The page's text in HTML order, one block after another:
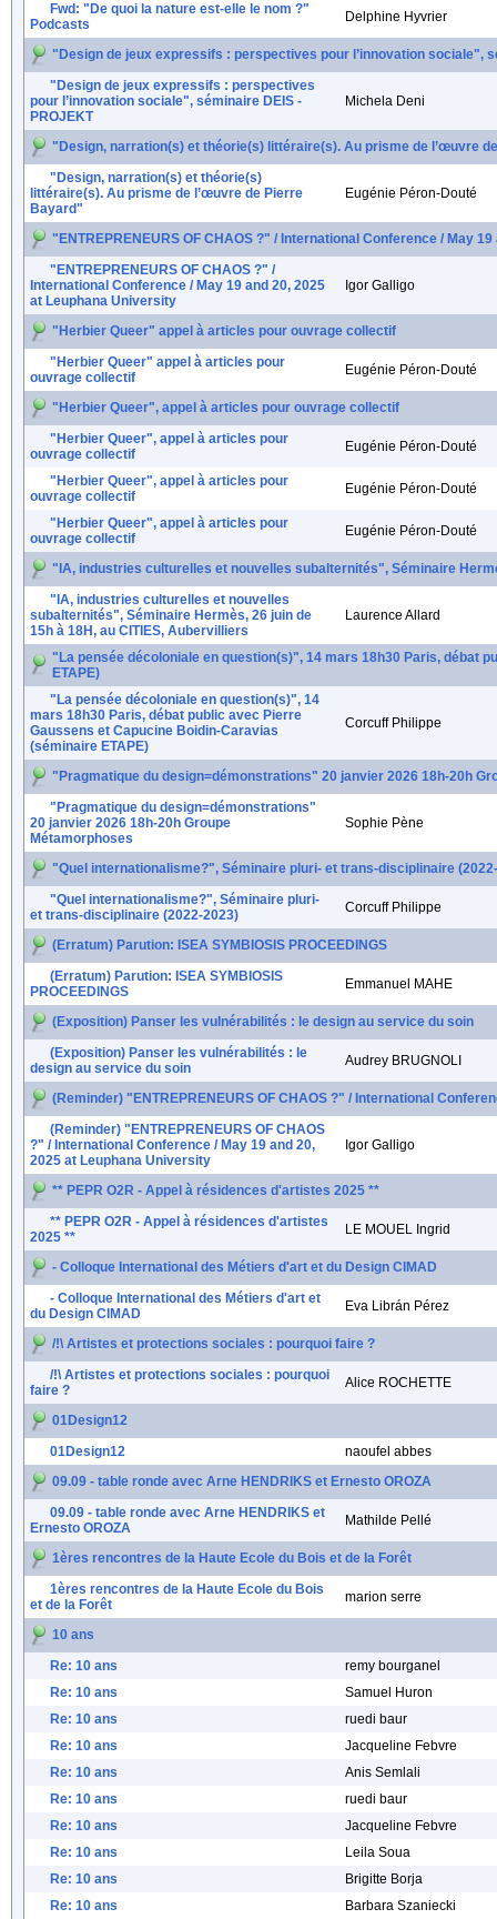
Fwd: "De quoi la nature est-elle le nom ?"
Podcasts
Delphine Hyvrier
"Design de jeux expressifs : perspectives pour l’innovation sociale",
"Design de jeux expressifs : perspectives
pour l’innovation sociale", séminaire DEIS -
PROJEKT
Michela Deni
"Design, narration(s) et théorie(s) littéraire(s). Au prisme de l’œuvre
"Design, narration(s) et théorie(s)
littéraire(s). Au prisme de l’œuvre de Pierre
Bayard"
Eugénie Péron-Douté
"ENTREPRENEURS OF CHAOS ?" / International Conference / May
"ENTREPRENEURS OF CHAOS ?" /
International Conference / May 19 and 20, 2025
at Leuphana University
Igor Galligo
"Herbier Queer" appel à articles pour ouvrage collectif
"Herbier Queer" appel à articles pour
ouvrage collectif
Eugénie Péron-Douté
"Herbier Queer", appel à articles pour ouvrage collectif
"Herbier Queer", appel à articles pour
ouvrage collectif
Eugénie Péron-Douté
"Herbier Queer", appel à articles pour
ouvrage collectif
Eugénie Péron-Douté
"Herbier Queer", appel à articles pour
ouvrage collectif
Eugénie Péron-Douté
"IA, industries culturelles et nouvelles subalternités", Séminaire
"IA, industries culturelles et nouvelles
subalternités", Séminaire Hermès, 26 juin de
15h à 18H, au CITIES, Aubervilliers
Laurence Allard
"La pensée décoloniale en question(s)", 14 mars 18h30 Paris, débat
ETAPE)
"La pensée décoloniale en question(s)", 14
mars 18h30 Paris, débat public avec Pierre
Gaussens et Capucine Boidin-Caravias
(séminaire ETAPE)
Corcuff Philippe
"Pragmatique du design=démonstrations" 20 janvier 2026 18h-20h
"Pragmatique du design=démonstrations"
20 janvier 2026 18h-20h Groupe
Métamorphoses
Sophie Pène
"Quel internationalisme?", Séminaire pluri- et trans-disciplinaire
"Quel internationalisme?", Séminaire pluri-
et trans-disciplinaire (2022-2023)
Corcuff Philippe
(Erratum) Parution: ISEA SYMBIOSIS PROCEEDINGS
(Erratum) Parution: ISEA SYMBIOSIS
PROCEEDINGS
Emmanuel MAHE
(Exposition) Panser les vulnérabilités : le design au service du soin
(Exposition) Panser les vulnérabilités : le
design au service du soin
Audrey BRUGNOLI
(Reminder) "ENTREPRENEURS OF CHAOS ?" / International
(Reminder) "ENTREPRENEURS OF CHAOS
?" / International Conference / May 19 and 20,
2025 at Leuphana University
Igor Galligo
** PEPR O2R - Appel à résidences d'artistes 2025 **
** PEPR O2R - Appel à résidences d'artistes
2025 **
LE MOUEL Ingrid
- Colloque International des Métiers d'art et du Design CIMAD
- Colloque International des Métiers d'art et
du Design CIMAD
Eva Librán Pérez
/!\ Artistes et protections sociales : pourquoi faire ?
/!\ Artistes et protections sociales : pourquoi
faire ?
Alice ROCHETTE
01Design12
01Design12
naoufel abbes
09.09 - table ronde avec Arne HENDRIKS et Ernesto OROZA
09.09 - table ronde avec Arne HENDRIKS et
Ernesto OROZA
Mathilde Pellé
1ères rencontres de la Haute Ecole du Bois et de la Forêt
1ères rencontres de la Haute Ecole du Bois
et de la Forêt
marion serre
10 ans
Re: 10 ans
remy bourganel
Re: 10 ans
Samuel Huron
Re: 10 ans
ruedi baur
Re: 10 ans
Jacqueline Febvre
Re: 10 ans
Anis Semlali
Re: 10 ans
ruedi baur
Re: 10 ans
Jacqueline Febvre
Re: 10 ans
Leila Soua
Re: 10 ans
Brigitte Borja
Re: 10 ans
Barbara Szaniecki